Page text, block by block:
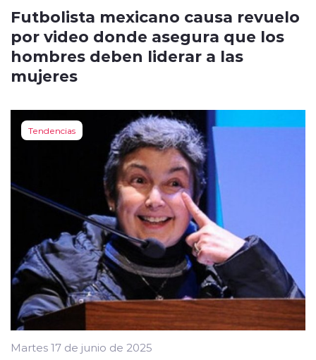
Futbolista mexicano causa revuelo
por video donde asegura que los
hombres deben liderar a las
mujeres
Tendencias
Martes 17 de junio de 2025